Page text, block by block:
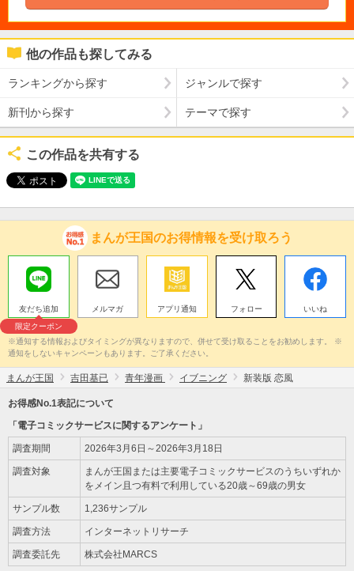
他の作品も探してみる
ランキングから探す ジャンルで探す
新刊から探す テーマで探す
この作品を共有する
まんが王国のお得情報を受け取ろう
友だち追加
限定クーポン
メルマガ アプリ通知 フォロー いいね
※通知する情報およびタイミングが異なりますので、併せて受け取ることをお勧めします。 ※
通知をしないキャンペーンもあります。ご了承ください。
まんが王国 吉田基已 青年漫画 イブニング 新装版 恋風
お得感No.1表記について
「電子コミックサービスに関するアンケート」
調査期間 2026年3月6日～2026年3月18日
調査対象
まんが王国または主要電子コミックサービスのうちいずれか
をメイン且つ有料で利用している20歳～69歳の男女
サンプル数 1,236サンプル
調査方法 インターネットリサーチ
調査委託先 株式会社MARCS